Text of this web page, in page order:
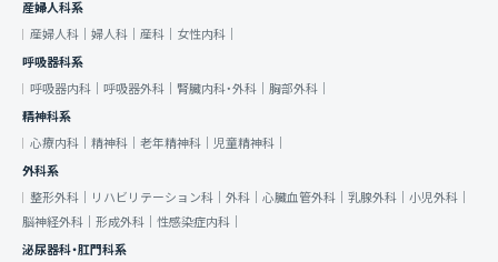
産婦人科系
産婦人科｜ 婦人科｜ 産科｜ 女性内科｜
呼吸器科系
呼吸器内科｜ 呼吸器外科｜ 腎臓内科・外科｜ 胸部外科｜
精神科系
心療内科｜ 精神科｜ 老年精神科｜ 児童精神科｜
外科系
整形外科｜
リハビリテーション科｜ 外科｜ 心臓血管外科｜ 乳腺外科｜ 小児外科｜
脳神経外科｜ 形成外科｜ 性感染症内科｜
泌尿器科・肛門科系